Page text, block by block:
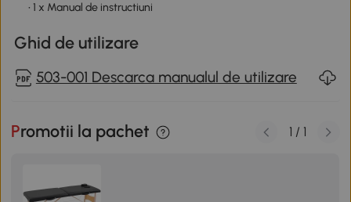
• 1 x Manual de instructiuni
Ghid de utilizare
503-001 Descarca manualul de utilizare
Promotii la pachet 1 / 1